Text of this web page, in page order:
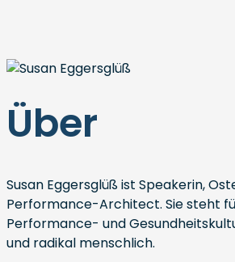
Über
Susan Eggersglüß ist Speakerin,
Performance-Architect. Sie steht
Performance- und
und radikal menschlich.